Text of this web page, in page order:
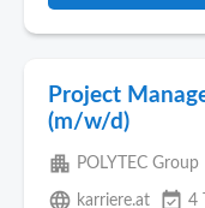
Project
(m/w/d)
apartment POLYTEC Group
language karriere.at event_available 4